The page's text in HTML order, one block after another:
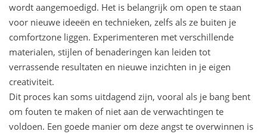
wordt aangemoedigd. Het is belangrijk om open te staan
voor nieuwe ideeën en technieken, zelfs als ze buiten je
comfortzone liggen. Experimenteren met verschillende
materialen, stijlen of benaderingen kan leiden tot
verrassende resultaten en nieuwe inzichten in je eigen
creativiteit.
Dit proces kan soms uitdagend zijn, vooral als je bang bent
om fouten te maken of niet aan de verwachtingen te
voldoen. Een goede manier om deze angst te overwinnen is